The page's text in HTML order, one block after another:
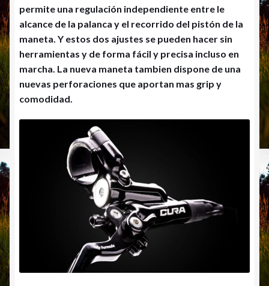
permite una regulación independiente entre le
alcance de la palanca y el recorrido del pistón de la
maneta. Y estos dos ajustes se pueden hacer sin
herramientas y de forma fácil y precisa incluso en
marcha. La nueva maneta tambien dispone de una
nuevas perforaciones que aportan mas grip y
comodidad.